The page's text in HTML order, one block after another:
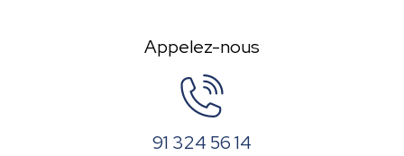
Appelez-nous
91 324 56 14